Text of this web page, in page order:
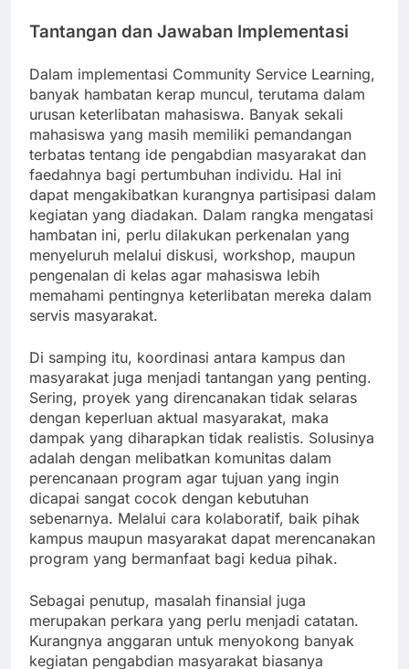
Tantangan dan Jawaban Implementasi
Dalam implementasi Community Service Learning,
banyak hambatan kerap muncul, terutama dalam
urusan keterlibatan mahasiswa. Banyak sekali
mahasiswa yang masih memiliki pemandangan
terbatas tentang ide pengabdian masyarakat dan
faedahnya bagi pertumbuhan individu. Hal ini
dapat mengakibatkan kurangnya partisipasi dalam
kegiatan yang diadakan. Dalam rangka mengatasi
hambatan ini, perlu dilakukan perkenalan yang
menyeluruh melalui diskusi, workshop, maupun
pengenalan di kelas agar mahasiswa lebih
memahami pentingnya keterlibatan mereka dalam
servis masyarakat.
Di samping itu, koordinasi antara kampus dan
masyarakat juga menjadi tantangan yang penting.
Sering, proyek yang direncanakan tidak selaras
dengan keperluan aktual masyarakat, maka
dampak yang diharapkan tidak realistis. Solusinya
adalah dengan melibatkan komunitas dalam
perencanaan program agar tujuan yang ingin
dicapai sangat cocok dengan kebutuhan
sebenarnya. Melalui cara kolaboratif, baik pihak
kampus maupun masyarakat dapat merencanakan
program yang bermanfaat bagi kedua pihak.
Sebagai penutup, masalah finansial juga
merupakan perkara yang perlu menjadi catatan.
Kurangnya anggaran untuk menyokong banyak
kegiatan pengabdian masyarakat biasanya